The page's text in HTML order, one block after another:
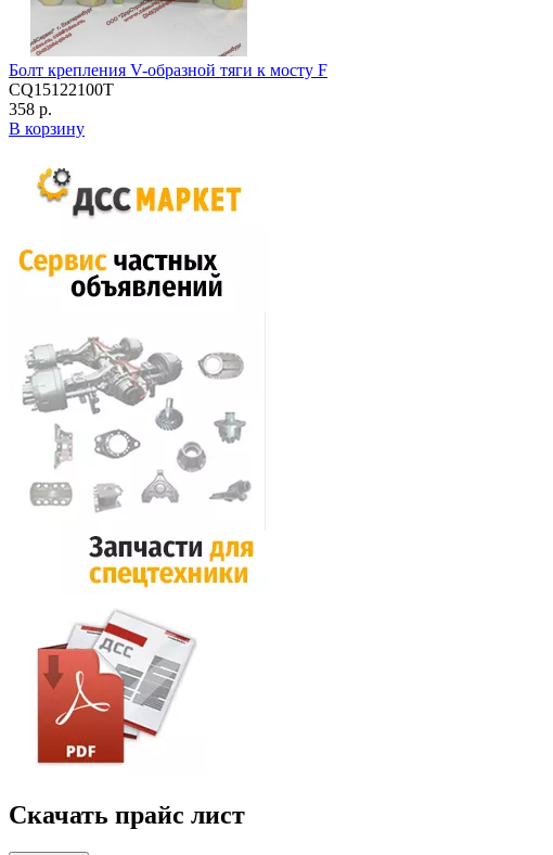
Болт крепления V-образной тяги к мосту F
CQ15122100T
358 р.
В корзину
Скачать прайс лист